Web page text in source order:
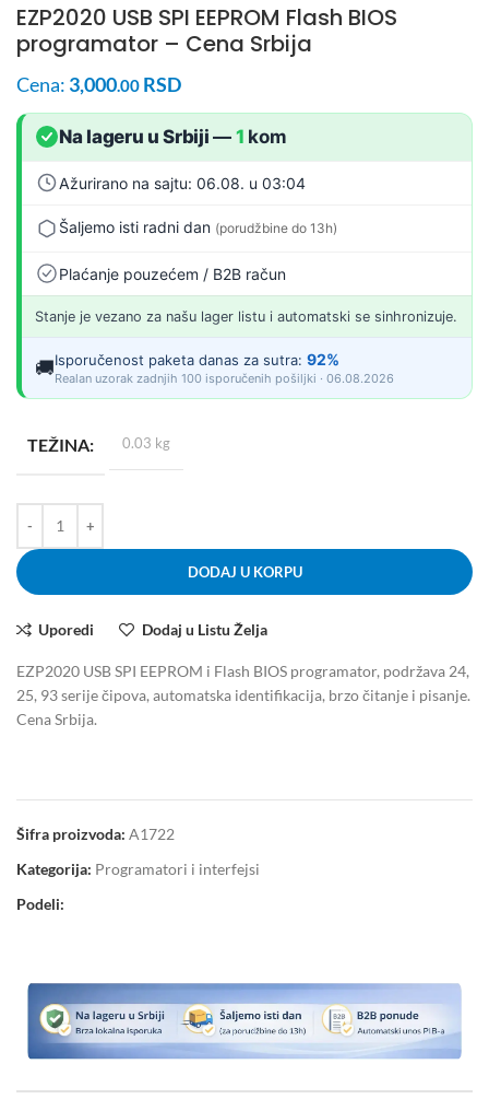
EZP2020 USB SPI EEPROM Flash BIOS
programator – Cena Srbija
Cena: 3,000.00 RSD
Na lageru u Srbiji — 1 kom
Ažurirano na sajtu: 06.08. u 03:04
Šaljemo isti radni dan (porudžbine do 13h)
Plaćanje pouzećem / B2B račun
Stanje je vezano za našu lager listu i automatski se sinhronizuje.
🚚Isporučenost paketa danas za sutra: 92%
Realan uzorak zadnjih 100 isporučenih pošiljki · 06.08.2026
TEŽINA 0.03 kg
DODAJ U KORPU
Uporedi Dodaj u Listu Želja
EZP2020 USB SPI EEPROM i Flash BIOS programator, podržava 24,
25, 93 serije čipova, automatska identifikacija, brzo čitanje i pisanje.
Cena Srbija.
Šifra proizvoda: A1722
Kategorija: Programatori i interfejsi
Podeli: